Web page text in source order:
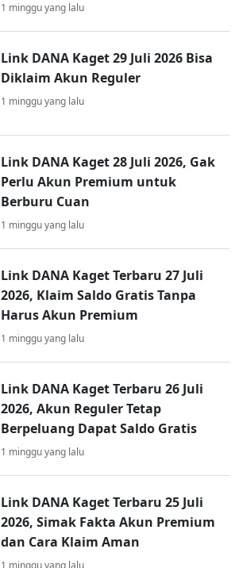
1 minggu yang lalu
Link DANA Kaget 29 Juli 2026 Bisa
Diklaim Akun Reguler
1 minggu yang lalu
Link DANA Kaget 28 Juli 2026, Gak
Perlu Akun Premium untuk
Berburu Cuan
1 minggu yang lalu
Link DANA Kaget Terbaru 27 Juli
2026, Klaim Saldo Gratis Tanpa
Harus Akun Premium
1 minggu yang lalu
Link DANA Kaget Terbaru 26 Juli
2026, Akun Reguler Tetap
Berpeluang Dapat Saldo Gratis
1 minggu yang lalu
Link DANA Kaget Terbaru 25 Juli
2026, Simak Fakta Akun Premium
dan Cara Klaim Aman